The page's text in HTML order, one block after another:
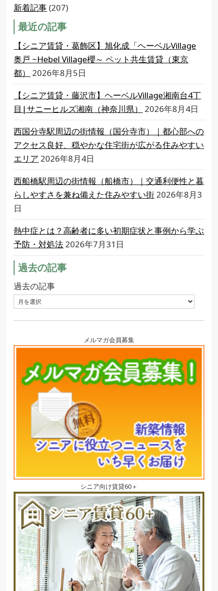
新着記事 (207)
最近の記事
【シニア賃貸・葛飾区】旭化成「ヘーベルVillage
奥戸 ~Hebel Village櫻～ ペット共生賃貸（東京
都）
2026年8月5日
【シニア賃貸・藤沢市】ヘーベルVillage湘南台4丁
目|サニーヒルズ湘南（神奈川県）
2026年8月4日
西国分寺駅周辺の街情報（国分寺市）｜都心部への
アクセス良好、穏やかな住宅街が広がる住みやすい
エリア 2026年8月4日
西船橋駅周辺の街情報（船橋市）｜交通利便性と暮
らしやすさを兼ね備えた住みやすい街 2026年8月3
日
熱中症とは？高齢者に多い初期症状と事例から学ぶ
予防・対処法 2026年7月31日
過去の記事
過去の記事
メルマガ会員募集
シニア向け賃貸60＋